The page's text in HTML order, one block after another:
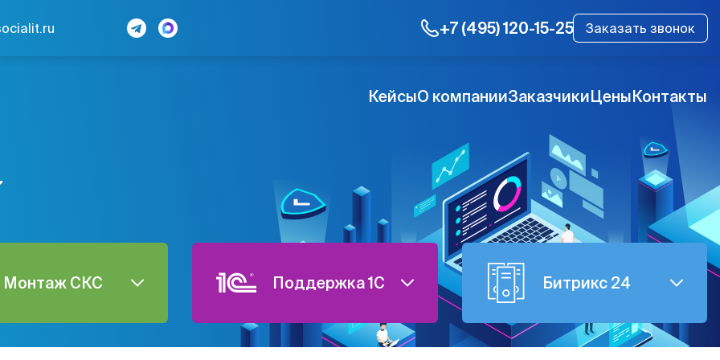
+7 (495) 120-15-25 Заказать звонок
КейсыО компанииЗаказчикиЦеныКонтакты
Монтаж СКС Поддержка 1C Битрикс 24